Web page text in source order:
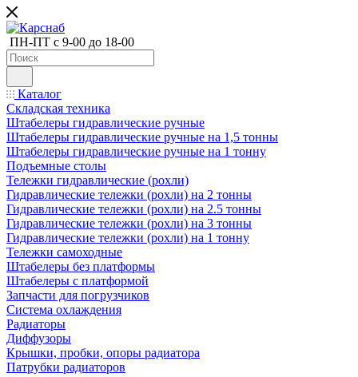
ПН-ПТ с 9-00 до 18-00
Каталог
Складская техника
Штабелеры гидравлические ручные
Штабелеры гидравлические ручные на 1,5 тонны
Штабелеры гидравлические ручные на 1 тонну
Подъемные столы
Тележки гидравлические (рохли)
Гидравлические тележки (рохли) на 2 тонны
Гидравлические тележки (рохли) на 2.5 тонны
Гидравлические тележки (рохли) на 3 тонны
Гидравлические тележки (рохли) на 1 тонну
Тележки самоходные
Штабелеры без платформы
Штабелеры с платформой
Запчасти для погрузчиков
Система охлаждения
Радиаторы
Диффузоры
Крышки, пробки, опоры радиатора
Патрубки радиаторов